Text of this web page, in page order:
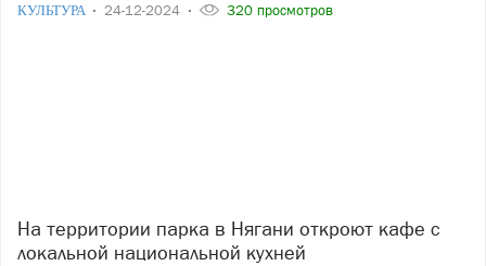
КУЛЬТУРА 24-12-2024 320 просмотров
На территории парка в Нягани откроют кафе с
локальной национальной кухней